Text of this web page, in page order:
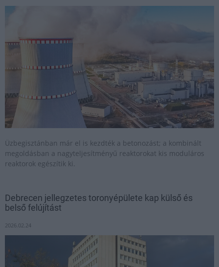
Üzbegisztánban már el is kezdték a betonozást; a kombinált
megoldásban a nagyteljesítményű reaktorokat kis moduláros
reaktorok egészítik ki.
Debrecen jellegzetes toronyépülete kap külső és
belső felújítást
2026.02.24